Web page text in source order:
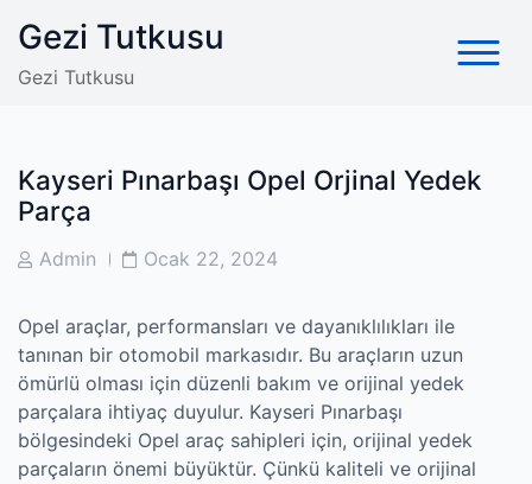
content
Gezi Tutkusu
Gezi Tutkusu
Kayseri Pınarbaşı Opel Orjinal Yedek
Parça
PostAdmin
PostOcak 22, 2024
Opel araçlar, performansları ve dayanıklılıkları ile
tanınan bir otomobil markasıdır. Bu araçların uzun
ömürlü olması için düzenli bakım ve orijinal yedek
parçalara ihtiyaç duyulur. Kayseri Pınarbaşı
bölgesindeki Opel araç sahipleri için, orijinal yedek
parçaların önemi büyüktür. Çünkü kaliteli ve orijinal